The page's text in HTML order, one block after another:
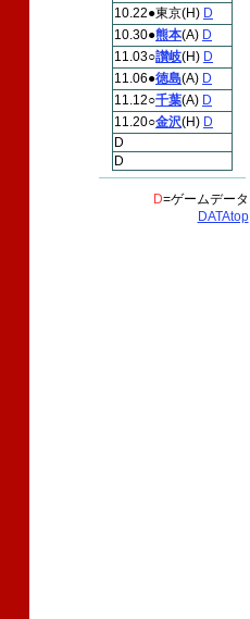
10.22●東京(H) D
10.30●熊本(A) D
11.03○讃岐(H) D
11.06●徳島(A) D
11.12○千葉(A) D
11.20○金沢(H) D
D
D
D=ゲームデータ
DATAtop